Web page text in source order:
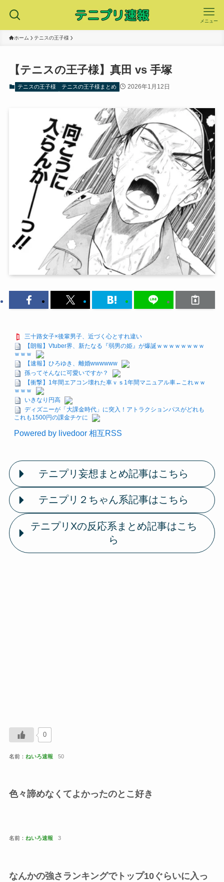
メニュー
ホーム テニスの王子様
【テニスの王子様】真田 vs 手塚
テニスの王子様 テニスの王子様まとめ 2026年1月12日
三十路女子×後輩男子、近づく心とすれ違い
【朗報】Vtuber界、新たなる『弱男の姫』が爆誕ｗｗｗｗｗｗｗｗ
ｗｗｗ
【速報】ひろゆき、離婚wwwwww
孫ってそんなに可愛いですか？
【衝撃】1年間エアコン壊れた車ｖｓ1年間マニュアル車←これｗｗ
ｗｗｗ
いきなり円高
ディズニーが「大課金時代」に突入！アトラクションパスがどれも
これも1500円の課金チケに
Powered by livedoor 相互RSS
テニプリ妄想まとめ記事はこちら
テニプリ２ちゃん系記事はこちら
テニプリXの反応系まとめ記事はこち
ら
0
名前： ねいろ速報 50
色々諦めなくてよかったのとこ好き
名前： ねいろ速報 3
なんかの強さランキングでトップ10ぐらいに入っ